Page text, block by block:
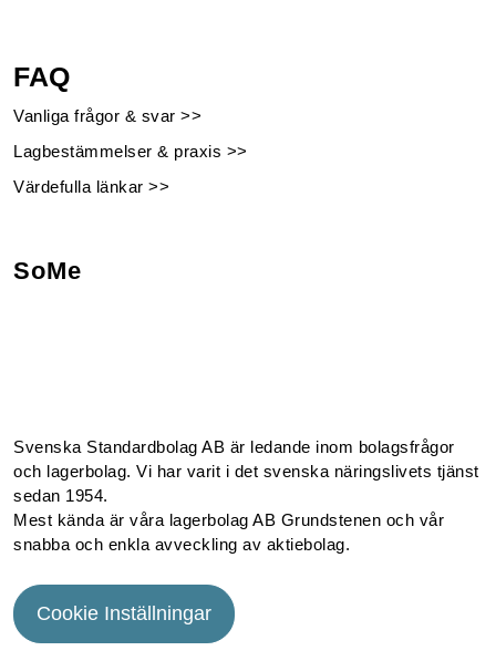
FAQ
Vanliga frågor & svar >>
Lagbestämmelser & praxis >>
Värdefulla länkar >>
SoMe
Svenska Standardbolag AB är ledande inom bolagsfrågor
och lagerbolag. Vi har varit i det svenska näringslivets tjänst
sedan 1954.
Mest kända är våra lagerbolag AB Grundstenen och vår
snabba och enkla avveckling av aktiebolag.
Cookie Inställningar